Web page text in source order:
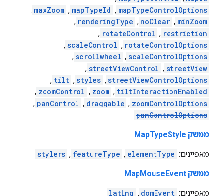
mapTypeControlOptions
,
mapTypeId
,
maxZoom
,
minZoom
,
noClear
,
renderingType
,
restriction
,
rotateControl
,
rotateControlOptions
,
scaleControl
,
scaleControlOptions
,
scrollwheel
,
streetView
,
streetViewControl
,
streetViewControlOptions
,
styles
,
tilt
,
tiltInteractionEnabled
,
zoom
,
zoomControl
,
zoomControlOptions
,
draggable
,
panControl
,
panControlOptions
ממשק MapTypeStyle
מאפיינים: elementType
,
featureType
,
stylers
ממשק MapMouseEvent
מאפיינים: domEvent
,
latLng